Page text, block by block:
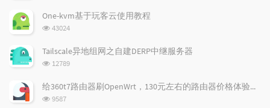
次
One-kvm基于玩客云使用教程
浏
次
43024
Tailscale异地组网之自建DERP中继服务器
浏
次
12789
给360t7路由器刷OpenWrt，130元左右的路由器价格体验如何
浏
9587